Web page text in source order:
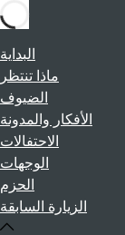
البداية
ماذا تنتظر
الضيوف
الأفكار والمدونة
الاحتفالات
الوجهات
الحزم
الزيارة السابقة